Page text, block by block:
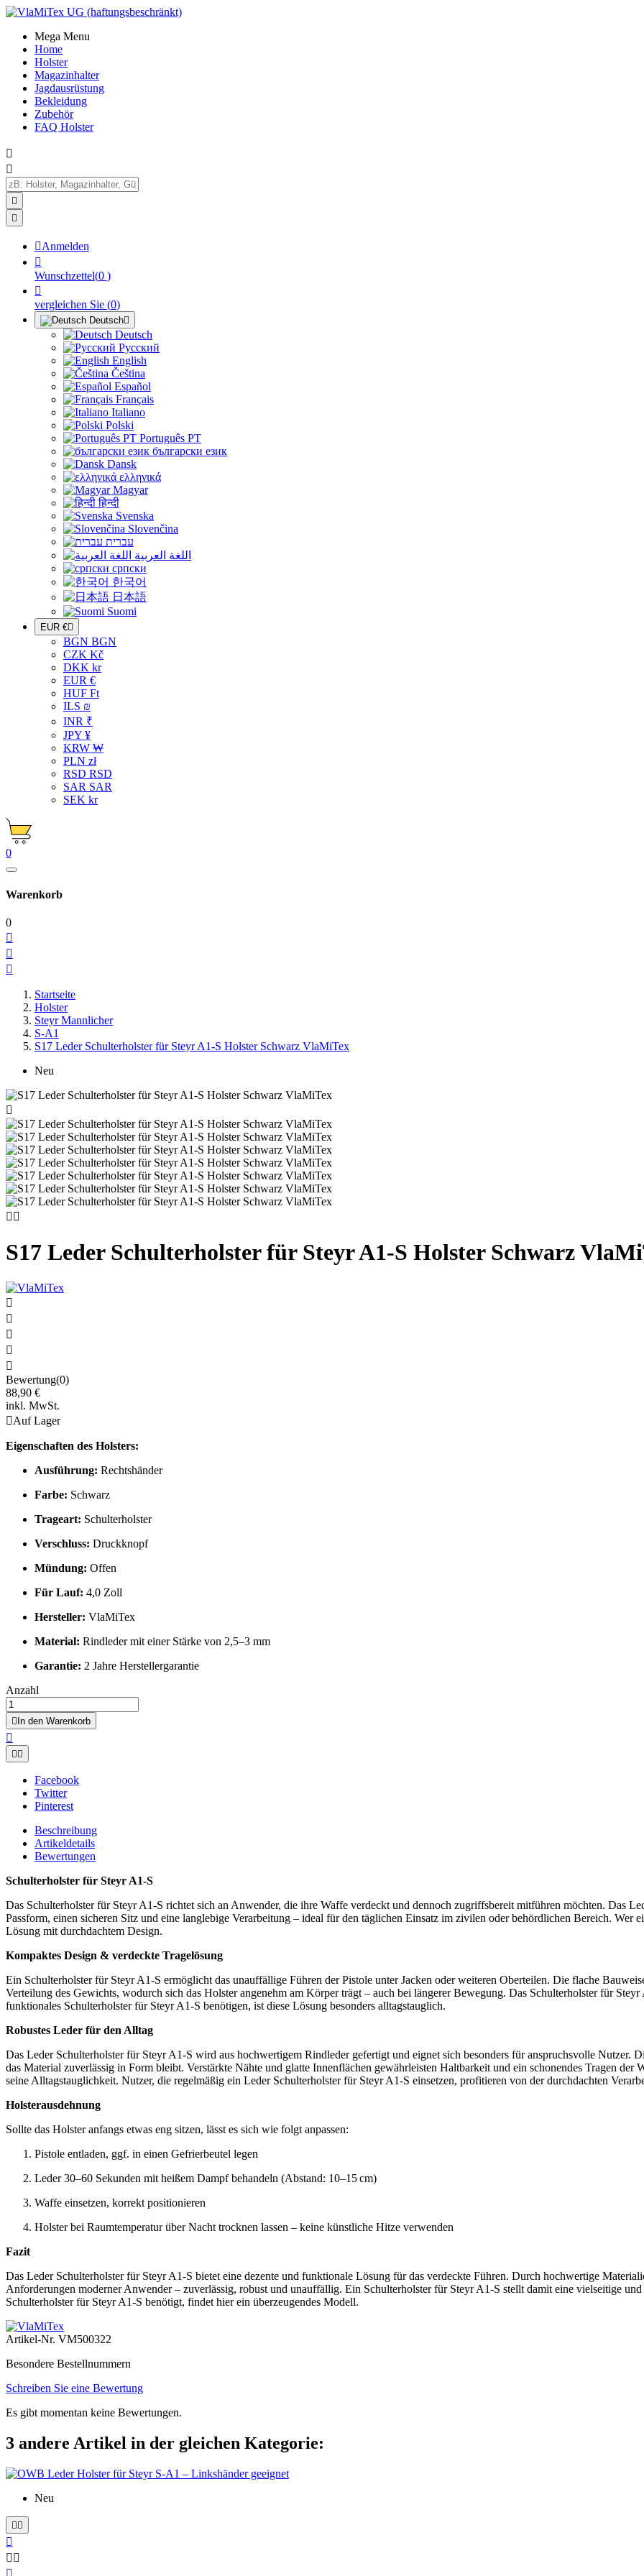
Mega Menu
Home
Holster
Magazinhalter
Jagdausrüstung
Bekleidung
Zubehör
FAQ Holster




Anmelden

Wunschzettel(0 )

vergleichen Sie (0)
Deutsch
Deutsch
Русский
English
Čeština
Español
Français
Italiano
Polski
Português PT
български език
Dansk
ελληνικά
Magyar
हिन्दी
Svenska
Slovenčina
עברית
اللغة العربية
српски
한국어
日本語
Suomi
EUR €
BGN BGN
CZK Kč
DKK kr
EUR €
HUF Ft
ILS ₪
INR ₹
JPY ¥
KRW ₩
PLN zł
RSD RSD
SAR SAR
SEK kr
0
Warenkorb
0



Startseite
Holster
Steyr Mannlicher
S-A1
S17 Leder Schulterholster für Steyr A1-S Holster Schwarz VlaMiTex
Neu

 
S17 Leder Schulterholster für Steyr A1-S Holster Schwarz





Bewertung(0)
88,90 €
inkl. MwSt.
Auf Lager
Eigenschaften des Holsters:
Ausführung: Rechtshänder
Farbe: Schwarz
Trageart: Schulterholster
Verschluss: Druckknopf
Mündung: Offen
Für Lauf: 4,0 Zoll
Hersteller: VlaMiTex
Material: Rindleder mit einer Stärke von 2,5–3 mm
Garantie: 2 Jahre Herstellergarantie
Anzahl
In den Warenkorb


Facebook
Twitter
Pinterest
Beschreibung
Artikeldetails
Bewertungen
Schulterholster für Steyr A1-S
Das Schulterholster für Steyr A1-S richtet sich an Anwender, die ihre Waffe verdeckt und dennoch zugriffsbereit mitführen möchten. Das
Passform, einen sicheren Sitz und eine langlebige Verarbeitung – ideal für den täglichen Einsatz im zivilen oder behördlichen Bereich. Wer
Lösung mit durchdachtem Design.
Kompaktes Design & verdeckte Tragelösung
Ein Schulterholster für Steyr A1-S ermöglicht das unauffällige Führen der Pistole unter Jacken oder weiteren Oberteilen. Die flache
Verteilung des Gewichts, wodurch sich das Holster angenehm am Körper trägt – auch bei längerer Bewegung. Das Schulterholster für
funktionales Schulterholster für Steyr A1-S benötigen, ist diese Lösung besonders alltagstauglich.
Robustes Leder für den Alltag
Das Leder Schulterholster für Steyr A1-S wird aus hochwertigem Rindleder gefertigt und eignet sich besonders für anspruchsvolle Nutzer.
das Material zuverlässig in Form bleibt. Verstärkte Nähte und glatte Innenflächen gewährleisten Haltbarkeit und ein schonendes Tragen
seine Alltagstauglichkeit. Nutzer, die regelmäßig ein Leder Schulterholster für Steyr A1-S einsetzen, profitieren von der durchdachten
Holsterausdehnung
Sollte das Holster anfangs etwas eng sitzen, lässt es sich wie folgt anpassen:
Pistole entladen, ggf. in einen Gefrierbeutel legen
Leder 30–60 Sekunden mit heißem Dampf behandeln (Abstand: 10–15 cm)
Waffe einsetzen, korrekt positionieren
Holster bei Raumtemperatur über Nacht trocknen lassen – keine künstliche Hitze verwenden
Fazit
Das Leder Schulterholster für Steyr A1-S bietet eine dezente und funktionale Lösung für das verdeckte Führen. Durch hochwertige
Anforderungen moderner Anwender – zuverlässig, robust und unauffällig. Ein Schulterholster für Steyr A1-S stellt damit eine vielseitige
Schulterholster für Steyr A1-S benötigt, findet hier ein überzeugendes Modell.
Artikel-Nr. VM500322
Besondere Bestellnummern
Schreiben Sie eine Bewertung
Es gibt momentan keine Bewertungen.
3 andere Artikel in der gleichen Kategorie:
Neu


 
